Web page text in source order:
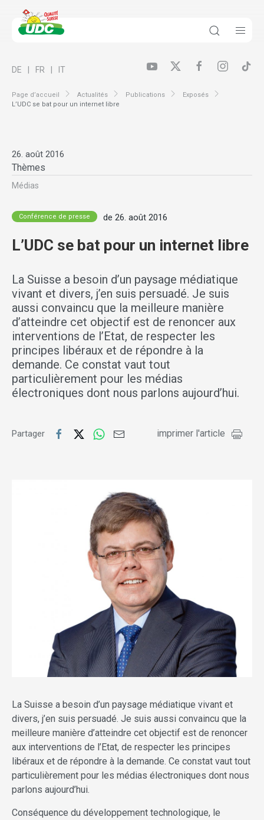
Page d’accueil Actualités Publications
Exposés
L’UDC se bat pour un internet libre
DE FR IT
26. août 2016
Thèmes
Médias
Conférence de presse de 26. août 2016
L’UDC se bat pour un internet libre
La Suisse a besoin d’un paysage médiatique
vivant et divers, j’en suis persuadé. Je suis
aussi convaincu que la meilleure manière
d’atteindre cet objectif est de renoncer aux
interventions de l’Etat, de respecter les
principes libéraux et de répondre à la
demande. Ce constat vaut tout
particulièrement pour les médias
électroniques dont nous parlons aujourd’hui.
Partager imprimer l'article
La Suisse a besoin d’un paysage médiatique vivant et
divers, j’en suis persuadé. Je suis aussi convaincu que la
meilleure manière d’atteindre cet objectif est de renoncer
aux interventions de l’Etat, de respecter les principes
libéraux et de répondre à la demande. Ce constat vaut tout
particulièrement pour les médias électroniques dont nous
parlons aujourd’hui.
Conséquence du développement technologique, le